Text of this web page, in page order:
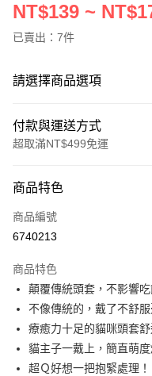
NT$139 ~
已賣出：7件
請選擇商品選項
付款與運送方式
超取滿NT$499免運
信用卡一次付款
超商取貨付款
Apple Pay
街口支付
悠遊付
AFTEE先享後付
商品特色
商品編號
6740213
商品特色
顛覆傳統頭套，不影響
不像傳統的，戴了不舒
療癒力十足的貓咪頭套舒
貓主子一戴上，簡直萌
超Ｑ好想一把抱緊處理！